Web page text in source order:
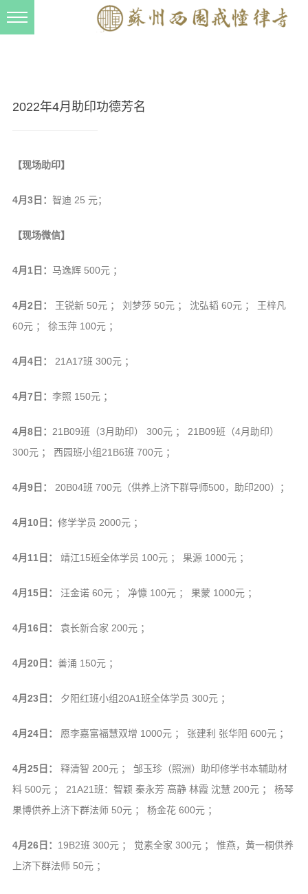
戒幢春秋
音频视频
助印功德
弘法活动
观世音热线
学报论集
信息公告
活动记录
西园风光
搜索
2022年4月助印功德芳名
【现场助印】
4月3日： 智迪 25 元；
【现场微信】
4月1日： 马逸辉 500元 ；
4月2日：
王锐新 50元 ； 刘梦莎 50元 ； 沈弘韬 60元 ； 王梓凡
60元 ； 徐玉萍 100元 ；
4月4日： 21A17班 300元 ；
4月7日： 李照 150元 ；
4月8日： 21B09班（3月助印） 300元 ； 21B09班（4月助印）
300元 ； 西园班小组21B6班 700元 ；
4月9日： 20B04班 700元（供养上济下群导师500，助印200）；
4月10日： 修学学员 2000元 ；
4月11日： 靖江15班全体学员 100元 ； 果源 1000元 ；
4月15日： 汪金诺 60元 ； 净慷 100元 ； 果蒙 1000元 ；
4月16日： 袁长新合家 200元 ；
4月20日： 善涌 150元 ；
4月23日： 夕阳红班小组20A1班全体学员 300元 ；
4月24日： 愿李嘉富福慧双增 1000元 ； 张建利 张华阳 600元 ；
4月25日：
释清智 200元 ； 邹玉珍（照洲）助印修学书本辅助材
料 500元 ； 21A21班：智颖 秦永芳 高静 林霞 沈慧 200元 ； 杨琴
果博供养上济下群法师 50元 ； 杨金花 600元 ；
4月26日： 19B2班 300元 ； 觉素全家 300元 ； 惟燕，黄一桐供养
上济下群法师 50元 ；